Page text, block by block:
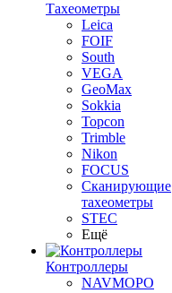
Тахеометры
Leica
FOIF
South
VEGA
GeoMax
Sokkia
Topcon
Trimble
Nikon
FOCUS
Сканирующие
тахеометры
STEC
Ещё
Контроллеры
NAVMOPO